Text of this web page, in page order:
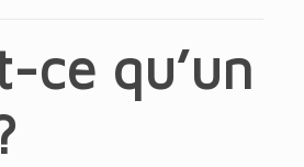
ce qu’un